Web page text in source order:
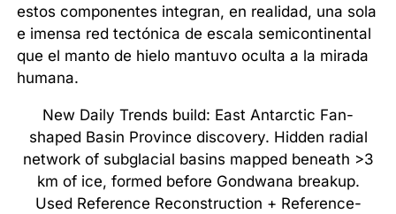
estos componentes integran, en realidad, una sola
e imensa red tectónica de escala semicontinental
que el manto de hielo mantuvo oculta a la mirada
humana.
New Daily Trends build: East Antarctic Fan-
shaped Basin Province discovery. Hidden radial
network of subglacial basins mapped beneath >3
km of ice, formed before Gondwana breakup.
Used Reference Reconstruction + Reference-